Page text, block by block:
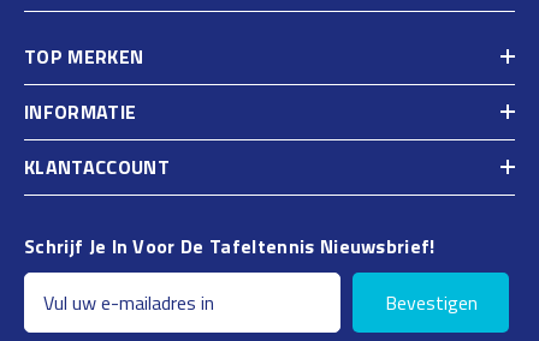
TOP MERKEN
INFORMATIE
KLANTACCOUNT
Schrijf Je In Voor De Tafeltennis Nieuwsbrief!
Bevestigen